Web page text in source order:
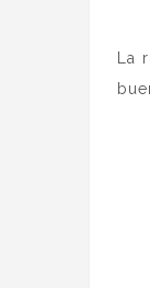
La